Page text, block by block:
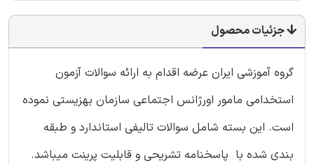
جزئیات محصول
گروه آموزشی ایران عرضه اقدام به ارائه سوالات آزمون
استخدامی مامور اورژانس اجتماعی سازمان بهزیستی نموده
است. این بسته شامل سوالات تالیفی استاندارد و طبقه
بندی شده با پاسخنامه تشریحی و قابلیت پرینت میباشد.